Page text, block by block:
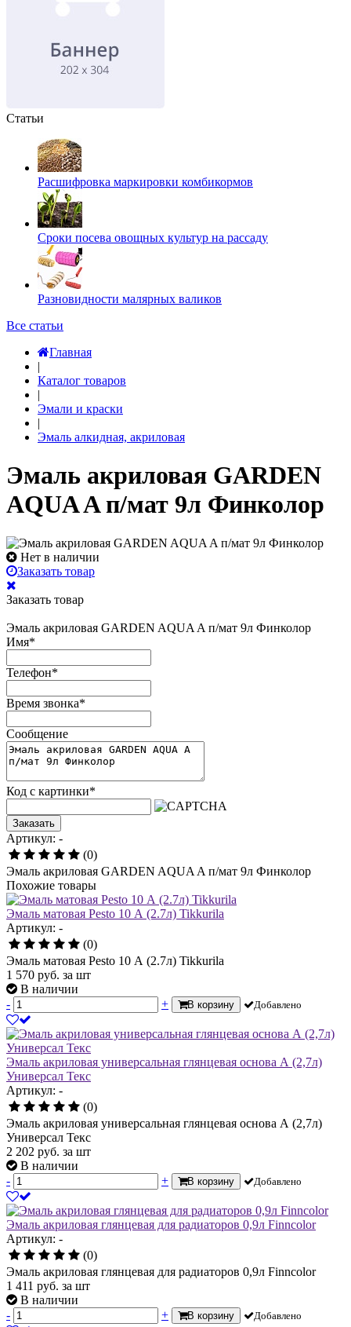
Статьи
Расшифровка маркировки комбикормов
Сроки посева овощных культур на рассаду
Разновидности малярных валиков
Все статьи
Главная
|
Каталог товаров
|
Эмали и краски
|
Эмаль алкидная, акриловая
Эмаль акриловая GARDEN
AQUA A п/мат 9л Финколор
Нет в наличии
Заказать товар
Заказать товар
Эмаль акриловая GARDEN AQUA A п/мат 9л Финколор
Имя*
Телефон*
Время звонка*
Сообщение
Код с картинки*
Заказать
Артикул: -
(0)
Эмаль акриловая GARDEN AQUA A п/мат 9л Финколор
Похожие товары
Эмаль матовая Pesto 10 А (2.7л) Tikkurila
Артикул: -
(0)
Эмаль матовая Pesto 10 А (2.7л) Tikkurila
1 570 руб. за шт
В наличии
-
+ В корзину Добавлено
Эмаль акриловая универсальная глянцевая основа А (2,7л)
Универсал Текс
Артикул: -
(0)
Эмаль акриловая универсальная глянцевая основа А (2,7л)
Универсал Текс
2 202 руб. за шт
В наличии
-
+ В корзину Добавлено
Эмаль акриловая глянцевая для радиаторов 0,9л Finncolor
Артикул: -
(0)
Эмаль акриловая глянцевая для радиаторов 0,9л Finncolor
1 411 руб. за шт
В наличии
-
+ В корзину Добавлено